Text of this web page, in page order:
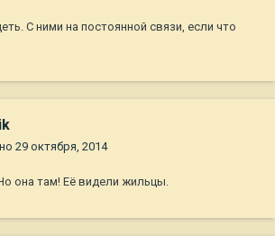
С ними на постоянной связи, если что
29 октября, 2014
она там! Её видели жильцы.